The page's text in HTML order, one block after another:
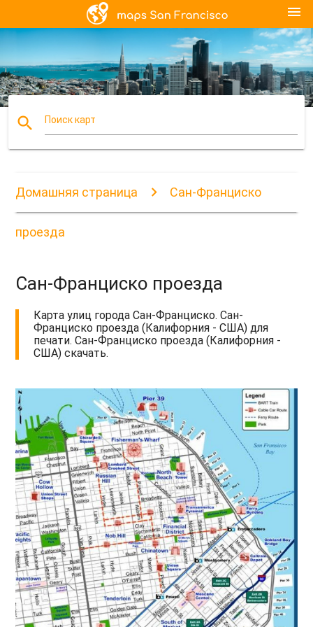
menu
search Поиск карт
Домашняя страница Сан-Франциско
проезда
Сан-Франциско проезда
Карта улиц города Сан-Франциско. Сан-
Франциско проезда (Калифорния - США) для
печати. Сан-Франциско проезда (Калифорния -
США) скачать.